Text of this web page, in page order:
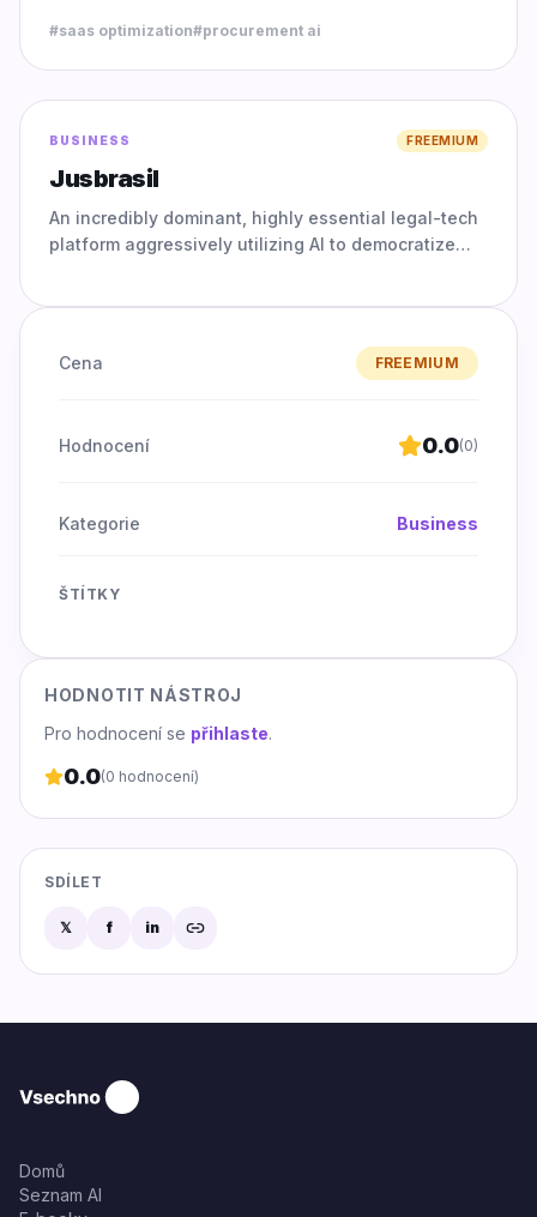
#saas optimization#procurement ai
0.0
BUSINESS FREEMIUM
Jusbrasil
An incredibly dominant, highly essential legal-tech
platform aggressively utilizing AI to democratize
Cena FREEMIUM
Hodnocení 0.0(0)
Kategorie Business
ŠTÍTKY
HODNOTIT NÁSTROJ
Pro hodnocení se přihlaste.
0.0(0 hodnocení)
SDÍLET
𝕏 f in
Domů
Seznam AI